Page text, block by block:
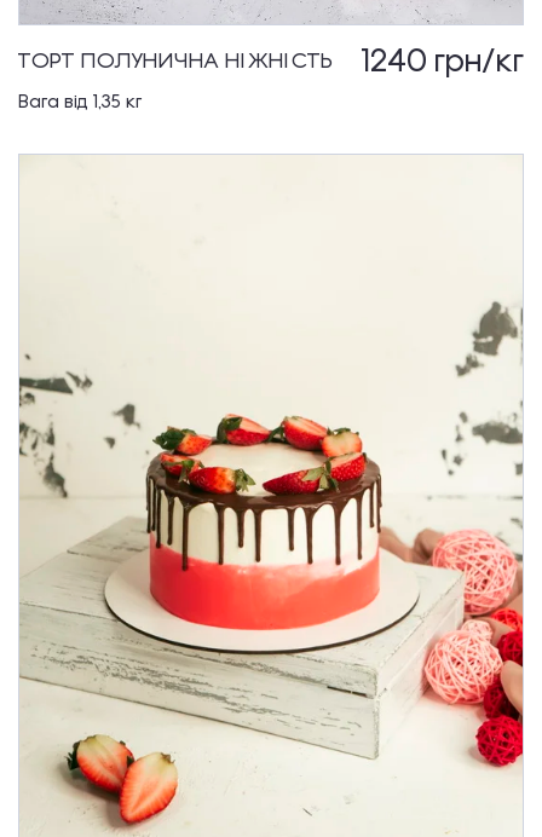
ТОРТ ПОЛУНИЧНА НІЖНІСТЬ 1240 грн/кг
Вага від 1,35 кг